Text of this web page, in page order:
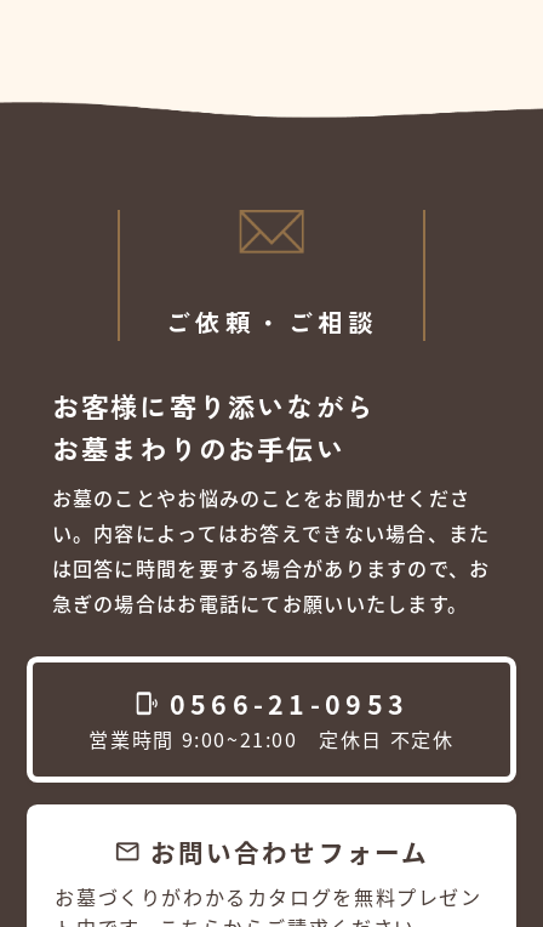
ご依頼・ご相談
お客様に寄り添いながら
お墓まわりのお手伝い
お墓のことやお悩みのことをお聞かせくださ
い。内容によってはお答えできない場合、また
は回答に時間を要する場合がありますので、お
急ぎの場合はお電話にてお願いいたします。
phonelink_ring 0566-21-0953
営業時間 9:00~21:00 定休日 不定休
email お問い合わせフォーム
お墓づくりがわかるカタログを無料プレゼン